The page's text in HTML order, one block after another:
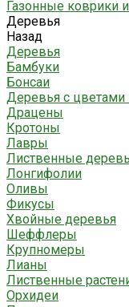
Газонные коврики
Деревья
Назад
Деревья
Бамбуки
Бонсаи
Деревья с цветами
Драцены
Кротоны
Лавры
Лиственные
Лонгифолии
Оливы
Фикусы
Хвойные деревья
Шеффлеры
Крупномеры
Лианы
Лиственные
Орхидеи